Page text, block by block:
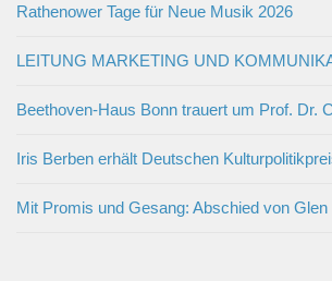
Rathenower Tage für Neue Musik 2026
LEITUNG MARKETING UND
Beethoven-Haus Bonn trauert um Prof. Dr.
Iris Berben erhält Deutschen
Mit Promis und Gesang: Abschied von